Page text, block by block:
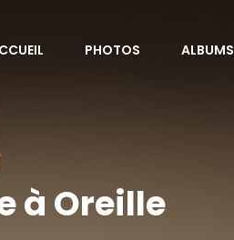
PHOTOS ALBUMS
à Oreille